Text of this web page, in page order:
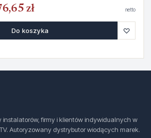
zł netto
Do koszyka ♡
instalatorów, firmy i klientów indywidualnych w
Autoryzowany dystrybutor wiodących marek.